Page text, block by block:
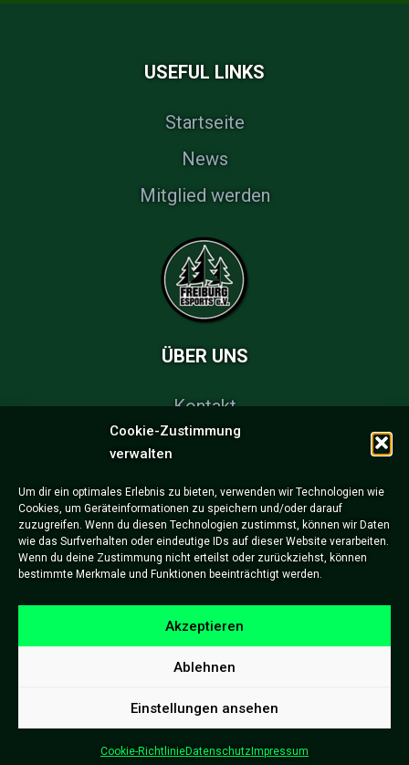
Cookie-Zustimmung
verwalten
Um dir ein optimales Erlebnis zu bieten, verwenden wir Technologien wie
Cookies, um Geräteinformationen zu speichern und/oder darauf
zuzugreifen. Wenn du diesen Technologien zustimmst, können wir Daten
wie das Surfverhalten oder eindeutige IDs auf dieser Website verarbeiten.
Wenn du deine Zustimmung nicht erteilst oder zurückziehst, können
bestimmte Merkmale und Funktionen beeinträchtigt werden.
Akzeptieren
Ablehnen
Einstellungen ansehen
Cookie-RichtlinieDatenschutz Impressum
USEFUL LINKS
Startseite
News
Mitglied werden
ÜBER UNS
Kontakt
FAQs
Impressum
Datenschutzerklärung
Copyright © Freiburg eSports e.V.